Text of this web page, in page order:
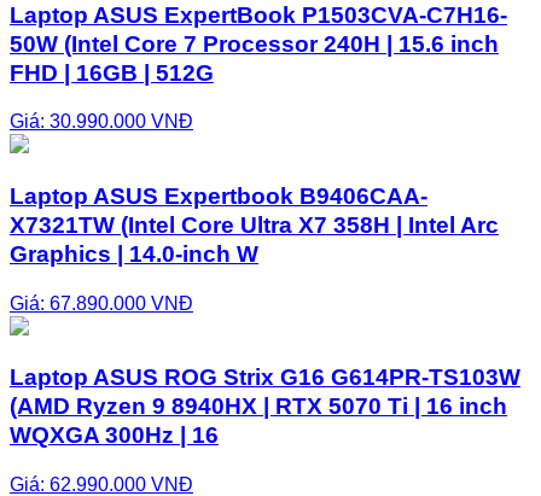
Laptop ASUS ExpertBook P1503CVA-C7H16-
50W (Intel Core 7 Processor 240H | 15.6 inch
FHD | 16GB | 512G
Giá: 30.990.000 VNĐ
Laptop ASUS Expertbook B9406CAA-
X7321TW (Intel Core Ultra X7 358H | Intel Arc
Graphics | 14.0-inch W
Giá: 67.890.000 VNĐ
Laptop ASUS ROG Strix G16 G614PR-TS103W
(AMD Ryzen 9 8940HX | RTX 5070 Ti | 16 inch
WQXGA 300Hz | 16
Giá: 62.990.000 VNĐ